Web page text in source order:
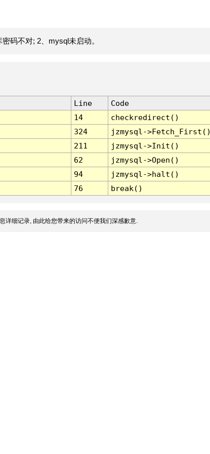
码不对; 2、mysql未启动。
Line
Code
14
checkredirect()
324
jzmysql-
211
jzmysql->Init()
62
jzmysql->Open()
94
jzmysql->halt()
76 break()
详细记录, 由此给您带来的访问不便我们深感歉意.